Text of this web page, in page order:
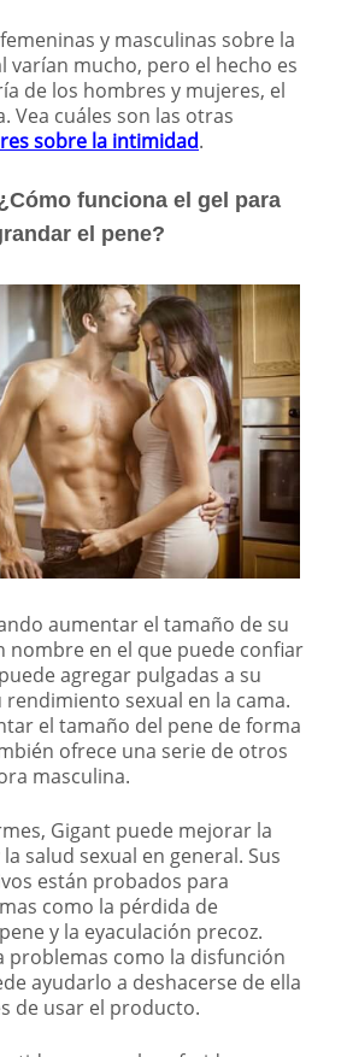
y masculinas sobre la
varían mucho, pero el hecho es
de los hombres y mujeres, el
Vea cuáles son las otras
sobre la intimidad.
funciona el gel para
el pene?
aumentar el tamaño de su
nombre en el que puede confiar
agregar pulgadas a su
sexual en la cama.
el tamaño del pene de forma
ofrece una serie de otros
masculina.
Gigant puede mejorar la
salud sexual en general. Sus
están probados para
como la pérdida de
y la eyaculación precoz.
problemas como la disfunción
ayudarlo a deshacerse de ella
de usar el producto.